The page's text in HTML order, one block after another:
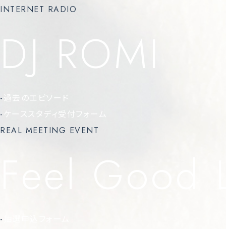
INTERNET RADIO
DJ ROMI
-
過去のエピソード
-
ケーススタディ受付フォーム
REAL MEETING EVENT
-